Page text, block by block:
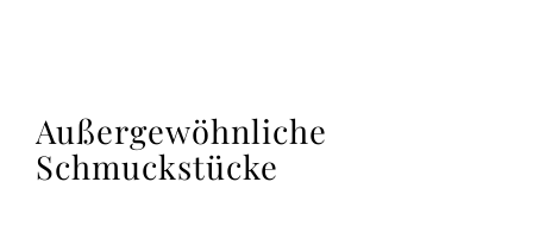
Außergewöhnliche
Schmuckstücke